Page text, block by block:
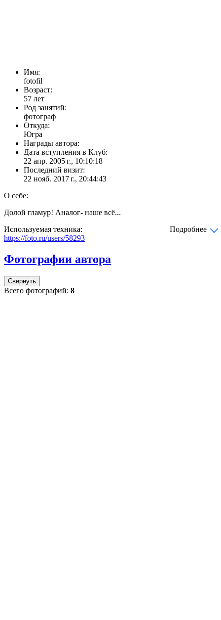
Имя:
fotofil
Возраст:
57 лет
Род занятий:
фотограф
Откуда:
Югра
Награды автора:
Дата вступления в Клуб:
22 апр. 2005 г., 10:10:18
Последний визит:
22 нояб. 2017 г., 20:44:43
О себе:
Долой гламур! Аналог- наше всё...
Используемая техника:
Подробнее
https://foto.ru/users/58293
Фотографии автора
Свернуть
Всего фотографий: 8